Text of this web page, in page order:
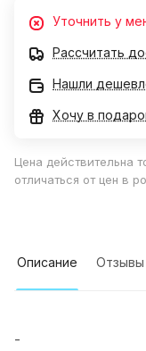
Уточнить у
Рассчитать
Нашли
Хочу в
Цена действительна
отличаться от цен в
Описание Отзывы
-